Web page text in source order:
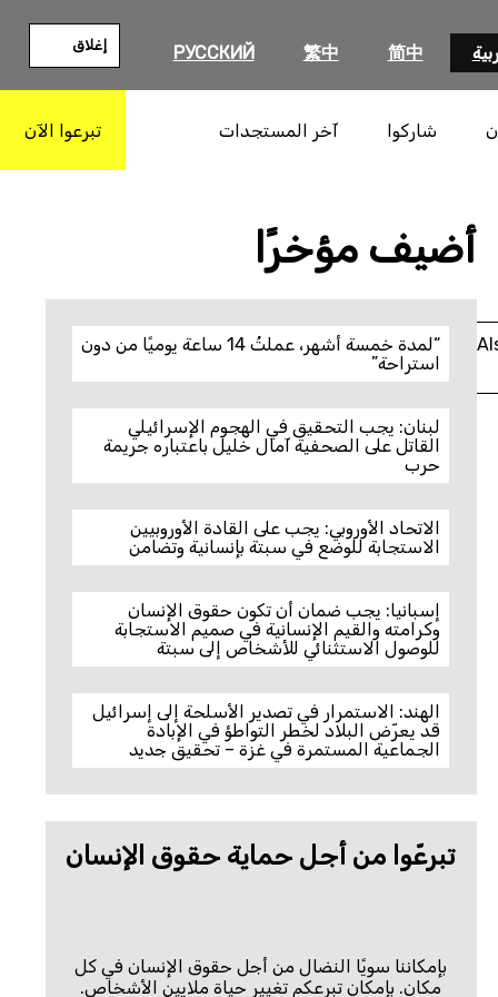
简中
繁中
РУССКИЙ إغلاق
شاركوا آخر المستجدات تبرعوا الآن
أضيف مؤخرًا
“لمدة خمسة أشهر، عملتُ 14 ساعة يوميًا من دون
استراحة”
لبنان: يجب التحقيق في الهجوم الإسرائيلي
القاتل على الصحفية آمال خليل باعتباره جريمة
حرب
الاتحاد الأوروبي: يجب على القادة الأوروبيين
الاستجابة للوضع في سبتة بإنسانية وتضامن
إسبانيا: يجب ضمان أن تكون حقوق الإنسان
وكرامته والقيم الإنسانية في صميم الاستجابة
للوصول الاستثنائي للأشخاص إلى سبتة
الهند: الاستمرار في تصدير الأسلحة إلى إسرائيل
قد يعرّض البلاد لخطر التواطؤ في الإبادة
الجماعية المستمرة في غزة – تحقيق جديد
تبرعّوا من أجل حماية حقوق الإنسان
بإمكاننا سويًا النضال من أجل حقوق الإنسان في كل
مكان. بإمكان تبرعكم تغيير حياة ملايين الأشخاص.